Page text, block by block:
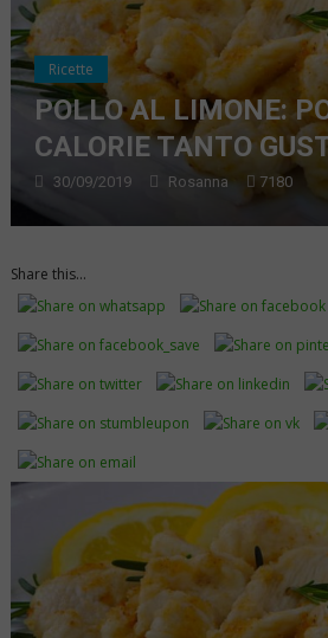
Ricette
POLLO AL LIMONE:
CALORIE TANTO
30/09/2019 Rosanna 7180
Share this...